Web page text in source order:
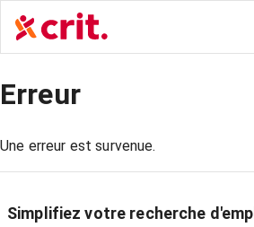
Erreur
Une erreur est survenue.
Simplifiez votre recherche